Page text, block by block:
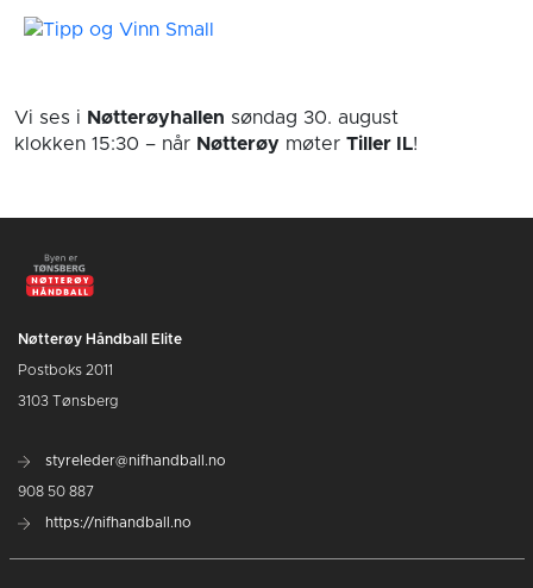
Vi ses i Nøtterøyhallen søndag 30. august
klokken 15:30 – når Nøtterøy møter Tiller IL!
Nøtterøy Håndball Elite
Postboks 2011
3103 Tønsberg
styreleder@nifhandball.no
908 50 887
https://nifhandball.no